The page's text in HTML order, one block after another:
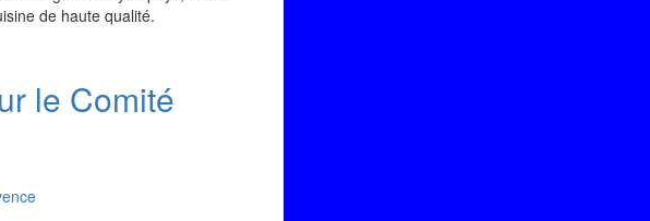
de haute qualité.
le Comité